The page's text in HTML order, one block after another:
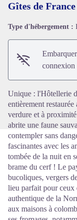
Gîtes de
Type d'hébergement :
connexion
Unique : l'Hôtellerie
entièrement
verdure et à
abrite une faune
contempler sans
fascinantes avec les
tombée de la nuit en
brame du cerf ! Le
bucoliques, vergers
lieu parfait pour ceux
authentique de la
aux maisons à